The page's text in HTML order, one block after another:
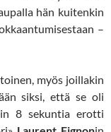
hän kuitenkin
–
myös joillakin
siksi, että se oli
8 sekuntia erotti